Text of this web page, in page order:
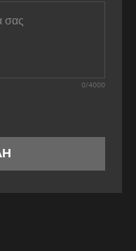
0/4000